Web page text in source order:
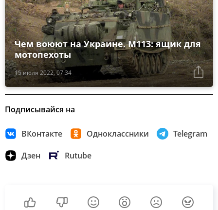
15 июля 2022, 07:34
Чем воюют на Украине. М113: ящик для
мотопехоты
Подписывайся на
ВКонтакте Одноклассники Telegram
Дзен Rutube